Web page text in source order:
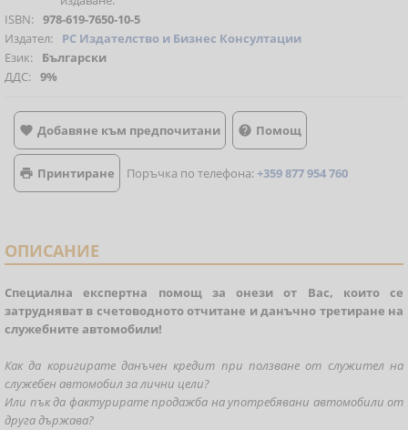
ISBN: 978-619-7650-10-5
Издател:
РС Издателство и Бизнес Консултации
Език:
Български
ДДС: 9%
 Добавяне към предпочитани  Помощ
 Принтиране Поръчка по телефона:+359 877 954 760
ОПИСАНИЕ
Специална експертна помощ за онези от Вас, които се
затрудняват в счетоводното отчитане и данъчно третиране на
служебните автомобили!
Как да коригирате данъчен кредит при ползване от служител на
служебен автомобил за лични цели?
Или пък да фактурирате продажба на употребявани автомобили от
друга държава?